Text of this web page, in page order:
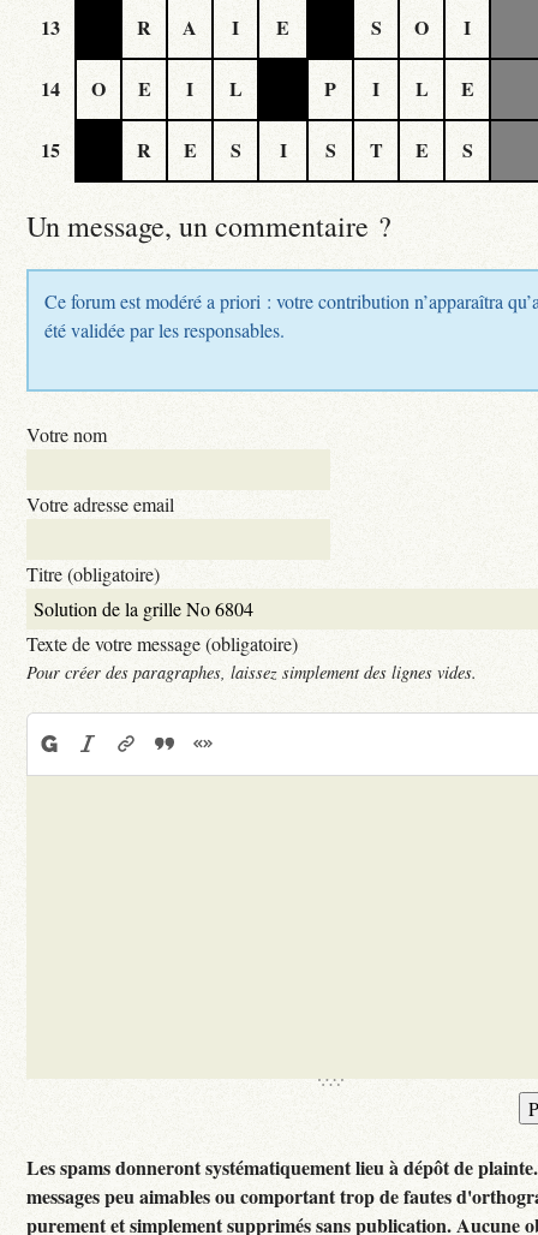
13 R A I E S O I
14 O E I L P I L E
15 R E S I S T E S
Un message, un commentaire ?
Ce forum est modéré a priori : votre contribution n’apparaîtra
été validée par les responsables.
Votre nom
Votre adresse email
Titre (obligatoire)
Texte de votre message (obligatoire)
Pour créer des paragraphes, laissez simplement des lignes vides.
Les spams donneront systématiquement lieu à dépôt de
messages peu aimables ou comportant trop de fautes
purement et simplement supprimés sans publication. Aucune